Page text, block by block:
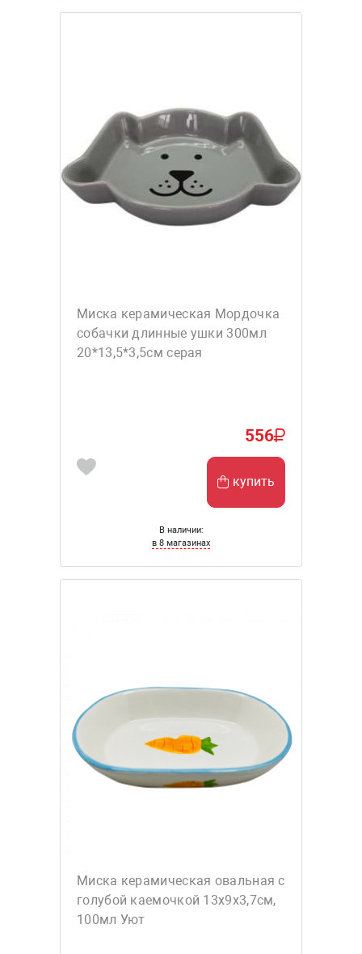
Миска керамическая Мордочка
собачки длинные ушки 300мл
20*13,5*3,5см серая
556
купить
В наличии:
в 8 магазинах
Миска керамическая овальная с
голубой каемочкой 13x9x3,7см,
100мл Уют